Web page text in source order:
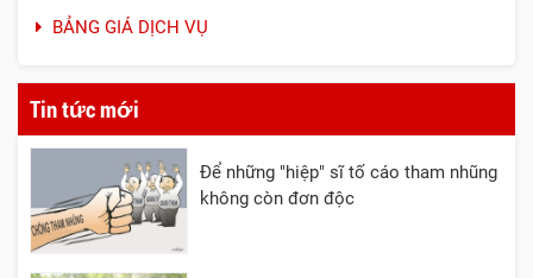
BẢNG GIÁ DỊCH VỤ
Tin tức mới
Để những "hiệp" sĩ tố cáo tham nhũng
không còn đơn độc